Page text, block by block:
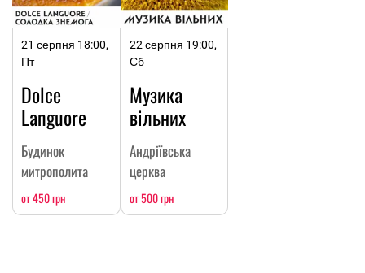
21 серпня 18:00,
Пт
Dolce
Languore
Будинок
митрополита
от 450 грн
22 серпня 19:00,
Сб
Музика
вільних
Андріївська
церква
от 500 грн